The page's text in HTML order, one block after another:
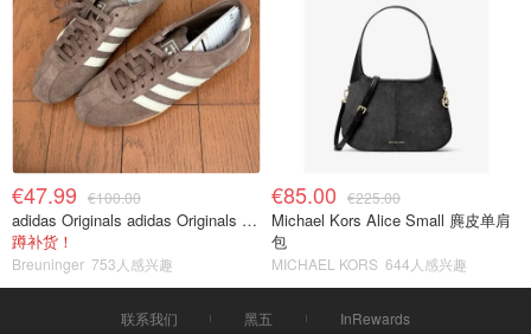
€47.99 €100.00
adidas Originals adidas Originals TOKYO 复古休闲鞋 深棕色
蹲补货！
Breuninger 753人感兴趣
€85.00 €225.00
Michael Kors Alice Small 麂皮单肩
包
MICHAEL KORS 644人感兴趣
联系我们 黑五 InRewards